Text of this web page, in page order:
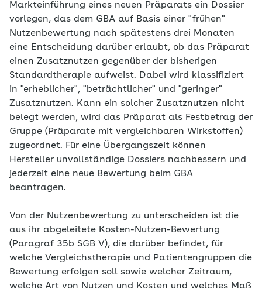
Markteinführung eines neuen Präparats ein Dossier
vorlegen, das dem GBA auf Basis einer "frühen"
Nutzenbewertung nach spätestens drei Monaten
eine Entscheidung darüber erlaubt, ob das Präparat
einen Zusatznutzen gegenüber der bisherigen
Standardtherapie aufweist. Dabei wird klassifiziert
in "erheblicher", "beträchtlicher" und "geringer"
Zusatznutzen. Kann ein solcher Zusatznutzen nicht
belegt werden, wird das Präparat als Festbetrag der
Gruppe (Präparate mit vergleichbaren Wirkstoffen)
zugeordnet. Für eine Übergangszeit können
Hersteller unvollständige Dossiers nachbessern und
jederzeit eine neue Bewertung beim GBA
beantragen.
Von der Nutzenbewertung zu unterscheiden ist die
aus ihr abgeleitete Kosten-Nutzen-Bewertung
(Paragraf 35b SGB V), die darüber befindet, für
welche Vergleichstherapie und Patientengruppen die
Bewertung erfolgen soll sowie welcher Zeitraum,
welche Art von Nutzen und Kosten und welches Maß